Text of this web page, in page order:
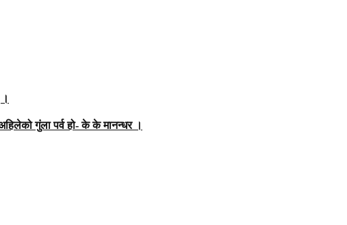
गुंला पर्व हो- के के मानन्धर ।